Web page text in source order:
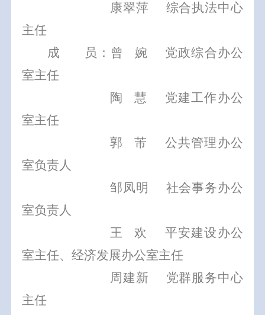
康翠萍
综合执法中心
主任
成
员：曾 婉
党政综合办公
室主任
陶
慧
党建工作办公
室主任
郭
芾
公共管理办公
室负责人
邹凤明
社会事务办公
室负责人
王
欢
平安建设办公
室主任、经济发展办公室主任
周建新
党群服务中心
主任